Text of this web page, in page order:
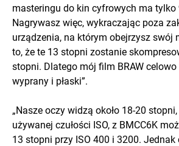
masteringu do kin cyfrowych ma tylko
Nagrywasz więc, wykraczając poza
urządzenia, na którym obejrzysz swój
to, że te 13 stopni zostanie
stopni. Dlatego mój film BRAW
wyprany i płaski”.
„Nasze oczy widzą około 18-20
używanej czułości ISO, z BMCC6K
13 stopni przy ISO 400 i 3200.